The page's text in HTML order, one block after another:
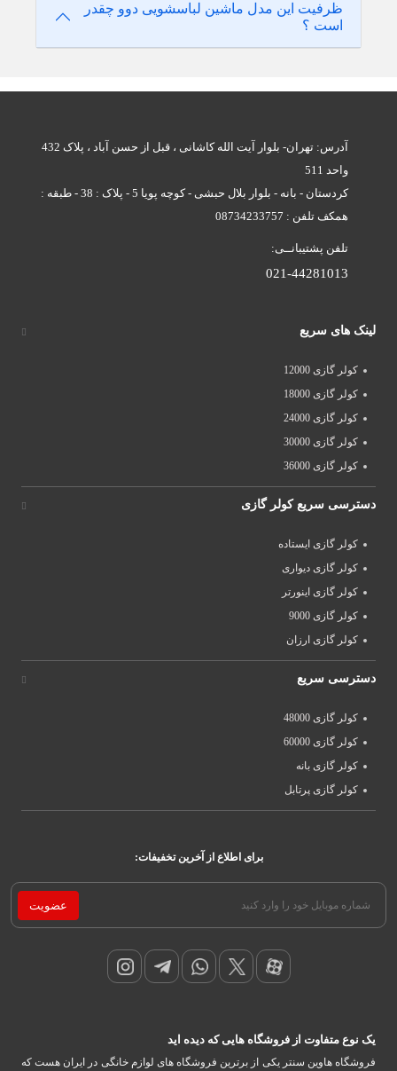
ظرفیت این مدل ماشین لباسشویی دوو چقدر
است ؟
آدرس: تهران- بلوار آیت الله کاشانی ، قبل از حسن آباد ، پلاک 432
واحد 511
کردستان - بانه - بلوار بلال حبشی - کوچه پویا 5 - پلاک : 38 - طبقه :
همکف تلفن : 08734233757
تلفن پشتیبانــی:
021-44281013
لینک های سریع
کولر گازی 12000
کولر گازی 18000
کولر گازی 24000
کولر گازی 30000
کولر گازی 36000
دسترسی سریع کولر گازی
کولر گازی ایستاده
کولر گازی دیواری
کولر گازی اینورتر
کولر گازی 9000
کولر گازی ارزان
دسترسی سریع
کولر گازی 48000
کولر گازی 60000
کولر گازی بانه
کولر گازی پرتابل
برای اطلاع از آخرین تخفیفات:
عضویت
یک نوع متفاوت از فروشگاه هایی که دیده اید
فروشگاه هاوین سنتر یکی از برترین فروشگاه های لوازم خانگی در ایران هست که